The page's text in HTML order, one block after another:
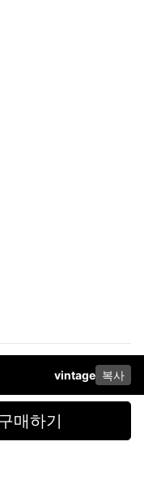
vintage 복사
매하기
사업자 정보다운로드
북